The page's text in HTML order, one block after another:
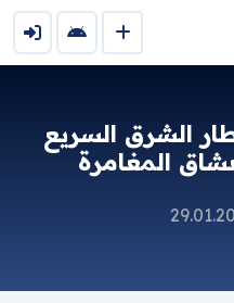
الشرق السريع
المغامرة